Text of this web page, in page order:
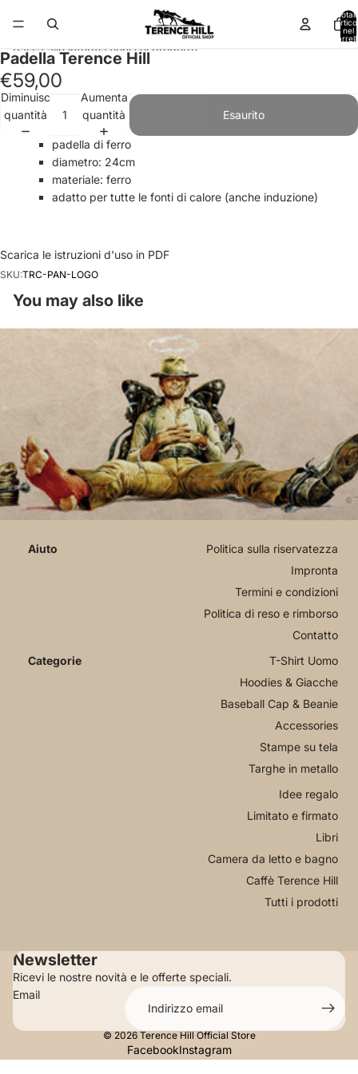
nel
Passa alle informazioni sul prodotto
Padella Terence Hill
€59,00
Diminuisci
quantità
Aumenta
quantità
Esaurito
padella di ferro
diametro: 24cm
materiale: ferro
adatto per tutte le fonti di calore (anche induzione)
Scarica le istruzioni d'uso in PDF
SKU:TRC-PAN-LOGO
You may also like
Politica sulla riservatezza
Impronta
Termini e condizioni
Politica di reso e rimborso
Contatto
T-Shirt Uomo
Hoodies & Giacche
Baseball Cap & Beanie
Accessories
Stampe su tela
Targhe in metallo
Idee regalo
Limitato e firmato
Libri
Camera da letto e bagno
Caffè Terence Hill
Tutti i prodotti
Newsletter
Ricevi le nostre novità e le offerte speciali.
Email
© 2026 Terence Hill Official Store
FacebookInstagram